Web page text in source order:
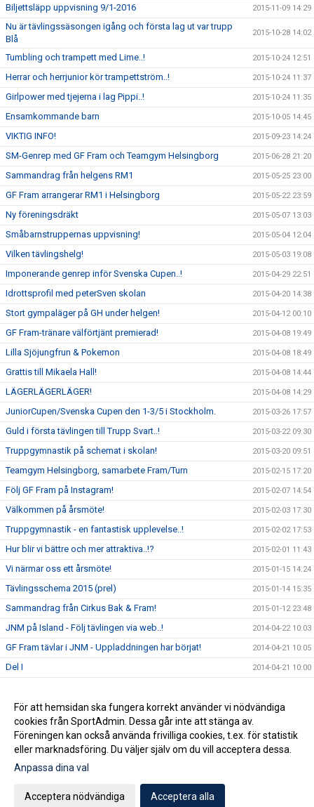
Biljettsläpp uppvisning 9/1-2016 2015-11-09 14:29
Nu är tävlingssäsongen igång och första lag ut var trupp
Blå
2015-10-28 14:02
Tumbling och trampett med Lime..! 2015-10-24 12:51
Herrar och herrjunior kör trampettström..! 2015-10-24 11:37
Girlpower med tjejerna i lag Pippi..! 2015-10-24 11:35
Ensamkommande barn 2015-10-05 14:45
VIKTIG INFO! 2015-09-23 14:24
SM-Genrep med GF Fram och Teamgym Helsingborg 2015-06-28 21:20
Sammandrag från helgens RM1 2015-05-25 23:00
GF Fram arrangerar RM1 i Helsingborg 2015-05-22 23:59
Ny föreningsdräkt 2015-05-07 13:03
Småbarnstruppernas uppvisning! 2015-05-04 12:04
Vilken tävlingshelg! 2015-05-03 19:08
Imponerande genrep inför Svenska Cupen..! 2015-04-29 22:51
Idrottsprofil med peterSven skolan 2015-04-20 14:38
Stort gympaläger på GH under helgen! 2015-04-12 00:10
GF Fram-tränare välförtjänt premierad! 2015-04-08 19:49
Lilla Sjöjungfrun & Pokemon 2015-04-08 18:49
Grattis till Mikaela Hall! 2015-04-08 14:44
LÄGERLÄGERLÄGER! 2015-04-08 14:29
JuniorCupen/Svenska Cupen den 1-3/5 i Stockholm. 2015-03-26 17:57
Guld i första tävlingen till Trupp Svart..! 2015-03-22 09:30
Truppgymnastik på schemat i skolan! 2015-03-20 09:51
Teamgym Helsingborg, samarbete Fram/Turn 2015-02-15 17:20
Följ GF Fram på Instagram! 2015-02-07 14:54
Välkommen på årsmöte! 2015-02-03 17:30
Truppgymnastik - en fantastisk upplevelse..! 2015-02-02 17:53
Hur blir vi bättre och mer attraktiva..!? 2015-02-01 11:43
Vi närmar oss ett årsmöte! 2015-01-15 14:24
Tävlingsschema 2015 (prel) 2015-01-14 15:35
Sammandrag från Cirkus Bak & Fram! 2015-01-12 23:48
JNM på Island - Följ tävlingen via web..! 2014-04-22 10:03
GF Fram tävlar i JNM - Uppladdningen har börjat! 2014-04-21 10:05
Del I 2014-04-21 10:00
Del III 2014-04-21 09:59
Del IV 2014-04-21 09:12
Gå till Webbversion
För att hemsidan ska fungera korrekt använder vi nödvändiga
cookies från SportAdmin. Dessa går inte att stänga av.
Föreningen kan också använda frivilliga cookies, t.ex. för statistik
eller marknadsföring. Du väljer själv om du vill acceptera dessa.
Anpassa dina val
Acceptera nödvändiga Acceptera alla